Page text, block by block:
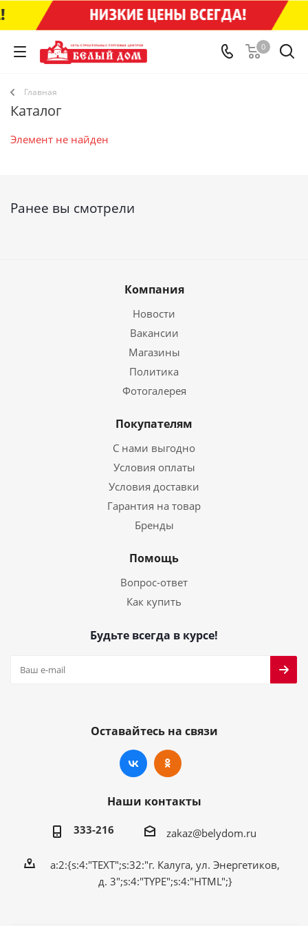
0
Главная
Каталог
Элемент не найден
Ранее вы смотрели
Компания
Новости
Вакансии
Магазины
Политика
Фотогалерея
Покупателям
С нами выгодно
Условия оплаты
Условия доставки
Гарантия на товар
Бренды
Помощь
Вопрос-ответ
Как купить
Будьте всегда в курсе!
Оставайтесь на связи
Наши контакты
333-216 zakaz@belydom.ru
a:2:{s:4:"TEXT";s:32:"г. Калуга, ул. Энергетиков,
д. 3";s:4:"TYPE";s:4:"HTML";}